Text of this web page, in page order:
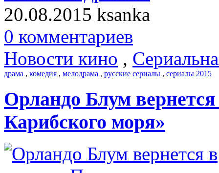
20.08.2015 ksanka
0 комментариев
Новости кино ,
драма , комедия , мелодрама , русские сериалы , сериалы 2015
Орландо Блум
Карибского моря»